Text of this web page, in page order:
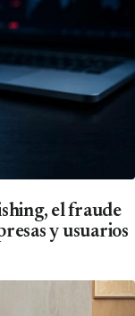
el fraude
y usuarios